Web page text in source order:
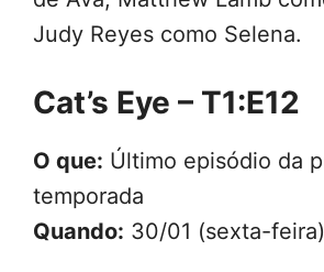
Judy Reyes como Selena.
Cat’s Eye – T1:E12
O que: Último episódio da
temporada
Quando: 30/01 (sexta-feira)